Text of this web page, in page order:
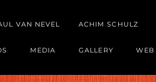
VAN NEVEL ACHIM SCHULZ
MEDIA GALLERY WEB